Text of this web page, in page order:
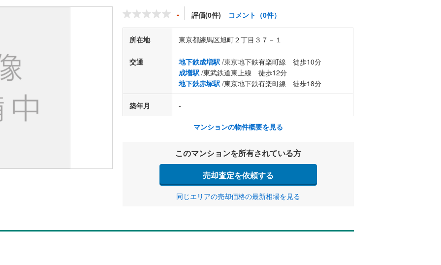
- 評価(0件) コメント（0件）
所在地 東京都練馬区旭町２丁目３７－１
交通 地下鉄成増駅 /東京地下鉄有楽町線 徒歩10分
成増駅 /東武鉄道東上線 徒歩12分
地下鉄赤塚駅 /東京地下鉄有楽町線 徒歩18分
築年月 -
マンションの物件概要を見る
このマンションを所有されている方
売却査定を依頼する
同じエリアの売却価格の最新相場を見る